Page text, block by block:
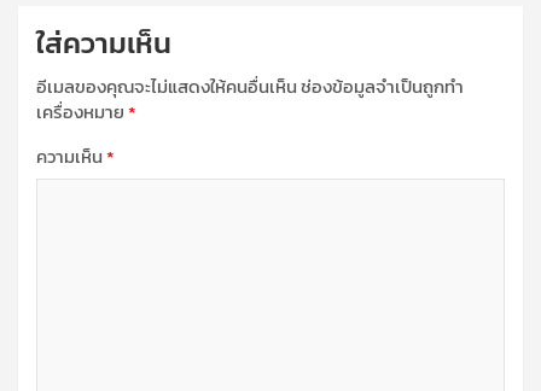
ใส่ความเห็น
อีเมลของคุณจะไม่แสดงให้คนอื่นเห็นช่องข้อมูลจำเป็นถูกทำ
เครื่องหมาย*
ความเห็น*